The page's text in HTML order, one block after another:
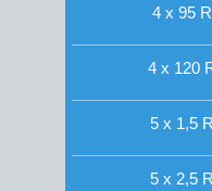
4 x 95
4 x 120
5 x 1,5
5 x 2,5